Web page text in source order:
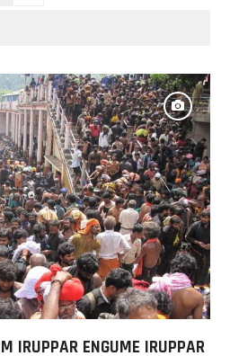
IRUPPAR ENGUME IRUPPAR